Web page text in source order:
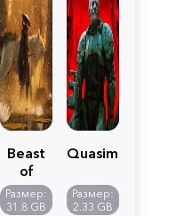
Beast
of
Reincarnation
Размер:
31.8 GB
Quasimorph
Размер:
2.33 GB